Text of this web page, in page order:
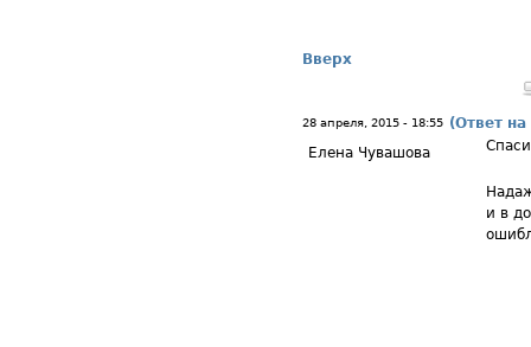
Вверх
28 апреля, 2015 - 18:55 (Ответ
Елена Чувашова
и в